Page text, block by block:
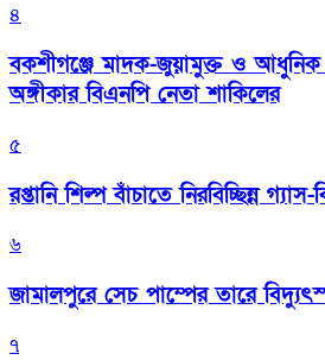
৪
বকশীগঞ্জে মাদক-জুয়ামুক্ত ও
অঙ্গীকার বিএনপি নেতা শাকিলের
৫
রপ্তানি শিল্প বাঁচাতে নিরবিচ্ছিন্ন
৬
জামালপুরে সেচ পাম্পের তারে
৭